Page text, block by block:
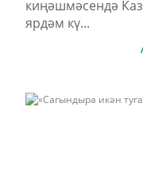
киңәшмәсендә
ярдәм кү...